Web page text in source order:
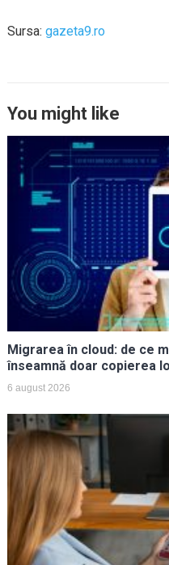
Sursa: gazeta9.ro
You might like
Migrarea în cloud: de ce
înseamnă doar copierea
6 august 2026